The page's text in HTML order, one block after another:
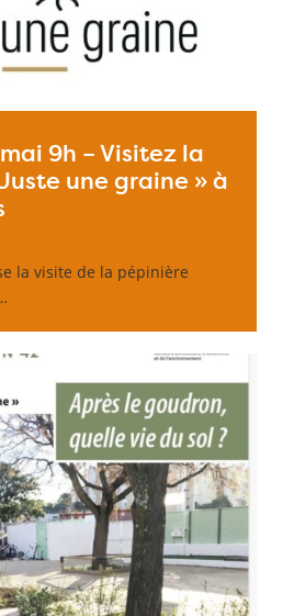
9h – Visitez la
une graine » à
la visite de la pépinière